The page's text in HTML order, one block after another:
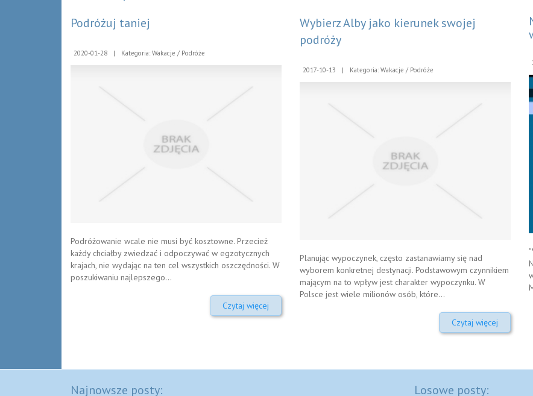
Podróżuj taniej
2020-01-28 | Kategoria: Wakacje / Podróże
Podróżowanie wcale nie musi być kosztowne. Przecież
każdy chciałby zwiedzać i odpoczywać w egzotycznych
krajach, nie wydając na ten cel wszystkich oszczędności. W
poszukiwaniu najlepszego...
Czytaj więcej
Wybierz Alby jako kierunek swojej
podróży
2017-10-13 | Kategoria: Wakacje / Podróże
Planując wypoczynek, często zastanawiamy się nad
wyborem konkretnej destynacji. Podstawowym czynnikiem
mającym na to wpływ jest charakter wypoczynku. W
Polsce jest wiele milionów osób, które...
Czytaj więcej
Najnowsze posty: Losowe posty: